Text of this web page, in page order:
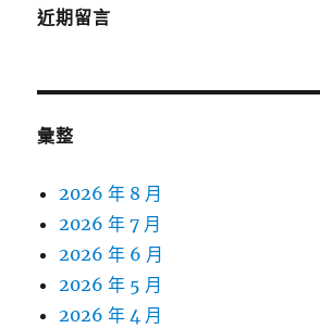
近期留言
彙整
2026 年 8 月
2026 年 7 月
2026 年 6 月
2026 年 5 月
2026 年 4 月